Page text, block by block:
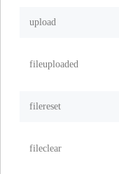
upload
fileuploaded
filereset
fileclear